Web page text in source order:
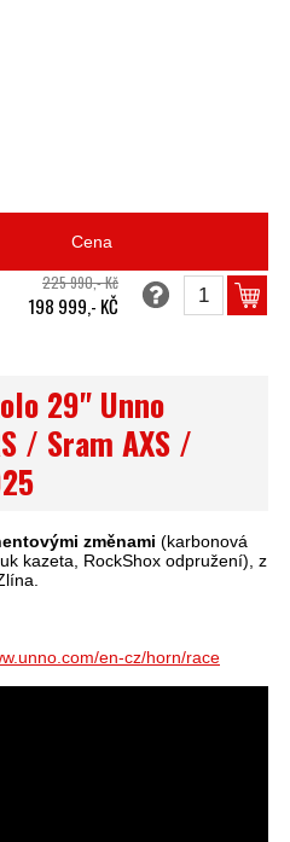
Cena
225 990,- Kč
198 999,- KČ
29" Unno
/ Sram AXS /
změnami (karbonová
kazeta, RockShox odpružení), z
en-cz/horn/race